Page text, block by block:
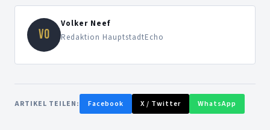
VO
Volker Neef
Redaktion HauptstadtEcho
ARTIKEL TEILEN: Facebook X / Twitter WhatsApp